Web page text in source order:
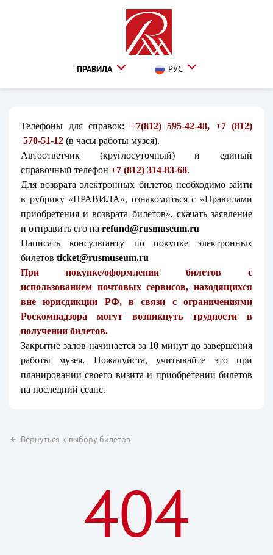
ПРАВИЛА РУС
Телефоны для справок: +7(812) 595-42-48, +7 (812)
570-51-12 (в часы работы музея).
Автоответчик (круглосуточный) и единый
справочный телефон +7 (812) 314-83-68.
Для возврата электронных билетов необходимо зайти
в рубрику «ПРАВИЛА», ознакомитьсяс «Правилами
приобретения и возврата билетов», скачать заявление
и отправить его на refund@rusmuseum.ru
Написать консультанту по покупке электронных
билетов ticket@rusmuseum.ru
При покупке/оформлении билетов с
использованием почтовых сервисов, находящихся
вне юрисдикции РФ, в связи с ограничениями
Роскомнадзора могут возникнуть трудности в
получении билетов.
Закрытие залов начинается за 10 минут до завершения
работы музея. Пожалуйста, учитывайте это при
планировании своего визита и приобретении билетов
на последний сеанс.
Вернуться к выбору билетов
404